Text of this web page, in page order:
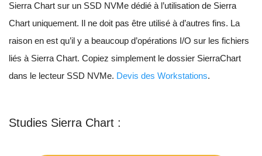
Sierra Chart sur un SSD NVMe dédié à l’utilisation de Sierra
Chart uniquement. Il ne doit pas être utilisé à d’autres fins. La
raison en est qu’il y a beaucoup d’opérations I/O sur les fichiers
liés à Sierra Chart. Copiez simplement le dossier SierraChart
dans le lecteur SSD NVMe. Devis des Workstations.
Studies Sierra Chart :